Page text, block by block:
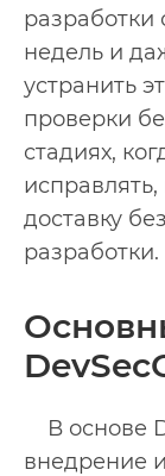
разработки
недель и
устранить
проверки
стадиях,
доставку
разработки.
В основе
внедрение